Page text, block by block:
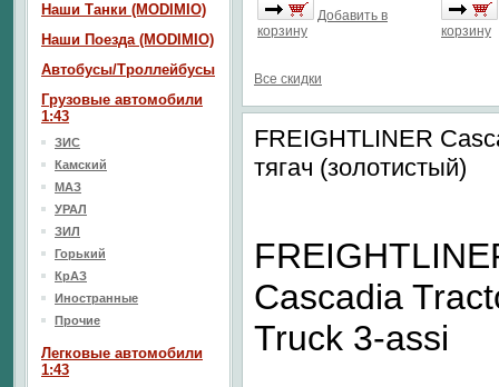
Добавить в
корзину
корзину
Все скидки
FREIGHTLINER
тягач (золотистый)
Cascadia
Truck 3-assi
Наши Танки (MODIMIO)
Наши Поезда (MODIMIO)
Автобусы/Троллейбусы
Грузовые автомобили
1:43
ЗИС
Камский
МАЗ
УРАЛ
ЗИЛ
Горький
КрАЗ
Иностранные
Прочие
Легковые автомобили
1:43